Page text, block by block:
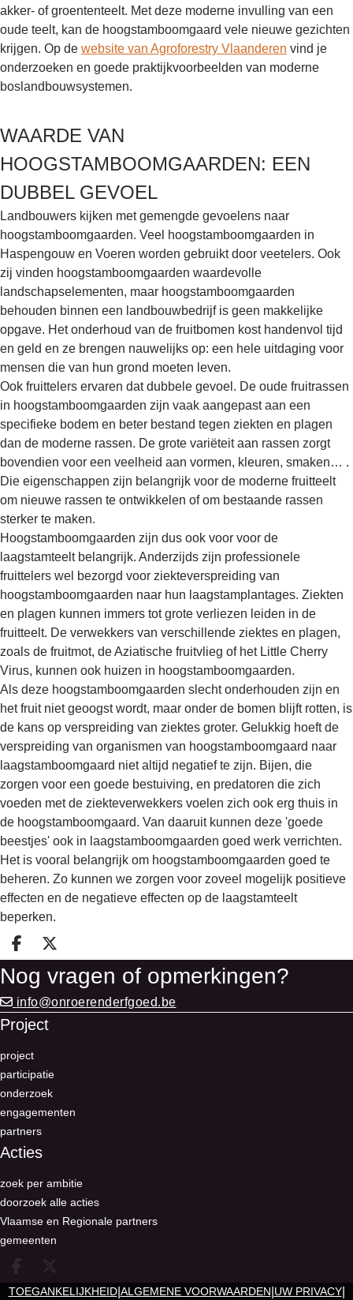
akker- of groententeelt. Met deze moderne invulling van een
oude teelt, kan de hoogstamboomgaard vele nieuwe gezichten
krijgen. Op de website van Agroforestry Vlaanderen vind je
onderzoeken en goede praktijkvoorbeelden van moderne
boslandbouwsystemen.
WAARDE VAN
HOOGSTAMBOOMGAARDEN: EEN
DUBBEL GEVOEL
Landbouwers kijken met gemengde gevoelens naar
hoogstamboomgaarden. Veel hoogstamboomgaarden in
Haspengouw en Voeren worden gebruikt door veetelers. Ook
zij vinden hoogstamboomgaarden waardevolle
landschapselementen, maar hoogstamboomgaarden
behouden binnen een landbouwbedrijf is geen makkelijke
opgave. Het onderhoud van de fruitbomen kost handenvol tijd
en geld en ze brengen nauwelijks op: een hele uitdaging voor
mensen die van hun grond moeten leven.
Ook fruittelers ervaren dat dubbele gevoel. De oude fruitrassen
in hoogstamboomgaarden zijn vaak aangepast aan een
specifieke bodem en beter bestand tegen ziekten en plagen
dan de moderne rassen. De grote variëteit aan rassen zorgt
bovendien voor een veelheid aan vormen, kleuren, smaken… .
Die eigenschappen zijn belangrijk voor de moderne fruitteelt
om nieuwe rassen te ontwikkelen of om bestaande rassen
sterker te maken.
Hoogstamboomgaarden zijn dus ook voor voor de
laagstamteelt belangrijk. Anderzijds zijn professionele
fruittelers wel bezorgd voor ziekteverspreiding van
hoogstamboomgaarden naar hun laagstamplantages. Ziekten
en plagen kunnen immers tot grote verliezen leiden in de
fruitteelt. De verwekkers van verschillende ziektes en plagen,
zoals de fruitmot, de Aziatische fruitvlieg of het Little Cherry
Virus, kunnen ook huizen in hoogstamboomgaarden.
Als deze hoogstamboomgaarden slecht onderhouden zijn en
het fruit niet geoogst wordt, maar onder de bomen blijft rotten, is
de kans op verspreiding van ziektes groter. Gelukkig hoeft de
verspreiding van organismen van hoogstamboomgaard naar
laagstamboomgaard niet altijd negatief te zijn. Bijen, die
zorgen voor een goede bestuiving, en predatoren die zich
voeden met de ziekteverwekkers voelen zich ook erg thuis in
de hoogstamboomgaard. Van daaruit kunnen deze 'goede
beestjes' ook in laagstamboomgaarden goed werk verrichten.
Het is vooral belangrijk om hoogstamboomgaarden goed te
beheren. Zo kunnen we zorgen voor zoveel mogelijk positieve
effecten en de negatieve effecten op de laagstamteelt
beperken.
Deel op facebook
Deel op X
Nog vragen of opmerkingen?
info@onroerenderfgoed.be
Project
project
participatie
onderzoek
engagementen
partners
Acties
zoek per ambitie
doorzoek alle acties
Vlaamse en Regionale partners
gemeenten
Deel op facebook
Deel op X
TOEGANKELIJKHEID| ALGEMENE VOORWAARDEN UW PRIVACY|